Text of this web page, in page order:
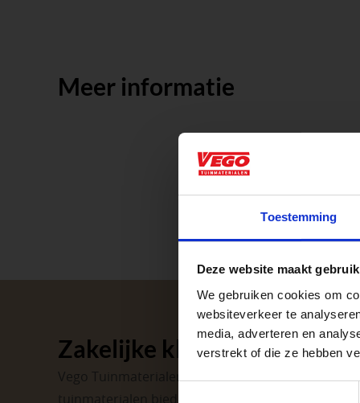
Toestemming
Deze website maakt
We gebruiken cookies om
websiteverkeer te
media, adverteren en
verstrekt of die ze hebben
Meer informatie
Zakelijke klant worden
Vego Tuinmaterialen is de meest geschikte
tuinmaterialen bieden wij een breed assortiment
Aangepaste
op zaterdag.
Afsluiting